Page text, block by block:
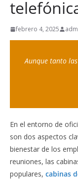
febrero 4, 2025
Aunque tanto las
En el entorno de
son dos aspectos
bienestar de los
reuniones, las
populares, cabinas